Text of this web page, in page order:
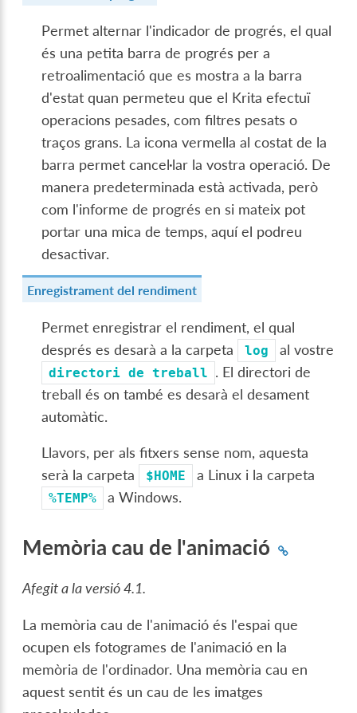
Permet alternar l'indicador de progrés, el qual
és una petita barra de progrés per a
retroalimentació que es mostra a la barra
d'estat quan permeteu que el Krita efectuï
operacions pesades, com filtres pesats o
traços grans. La icona vermella al costat de la
barra permet cancel·lar la vostra operació. De
manera predeterminada està activada, però
com l'informe de progrés en si mateix pot
portar una mica de temps, aquí el podreu
desactivar.
Enregistrament del rendiment
Permet enregistrar el rendiment, el qual
després es desarà a la carpeta
log al vostre
directori de treball . El directori de
treball és on també es desarà el desament
automàtic.
Llavors, per als fitxers sense nom, aquesta
serà la carpeta
$HOME a Linux i la carpeta
%TEMP% a Windows.
Memòria cau de l'animació
Afegit a la versió 4.1.
La memòria cau de l'animació és l'espai que
ocupen els fotogrames de l'animació en la
memòria de l'ordinador. Una memòria cau en
aquest sentit és un cau de les imatges